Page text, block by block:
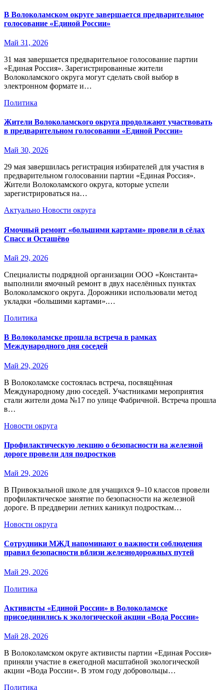
В Волоколамском округе завершается предварительное
голосование «Единой России»
Май 31, 2026
31 мая завершается предварительное голосование партии
«Единая Россия». Зарегистрированные жители
Волоколамского округа могут сделать свой выбор в
электронном формате и…
Политика
Жители Волоколамского округа продолжают участвовать
в предварительном голосовании «Единой России»
Май 30, 2026
29 мая завершилась регистрация избирателей для участия в
предварительном голосовании партии «Единая Россия».
Жители Волоколамского округа, которые успели
зарегистрироваться на…
Актуально Новости округа
Ямочный ремонт «большими картами» провели в сёлах
Спасс и Осташёво
Май 29, 2026
Специалисты подрядной организации ООО «Константа»
выполнили ямочный ремонт в двух населённых пунктах
Волоколамского округа. Дорожники использовали метод
укладки «большими картами».…
Политика
В Волоколамске прошла встреча в рамках
Международного дня соседей
Май 29, 2026
В Волоколамске состоялась встреча, посвящённая
Международному дню соседей. Участниками мероприятия
стали жители дома №17 по улице Фабричной. Встреча прошла
в…
Новости округа
Профилактическую лекцию о безопасности на железной
дороге провели для подростков
Май 29, 2026
В Привокзальной школе для учащихся 9–10 классов провели
профилактическое занятие по безопасности на железной
дороге. В преддверии летних каникул подросткам…
Новости округа
Сотрудники МЖД напоминают о важности соблюдения
правил безопасности вблизи железнодорожных путей
Май 29, 2026
Политика
Активисты «Единой России» в Волоколамске
присоединились к экологической акции «Вода России»
Май 28, 2026
В Волоколамском округе активисты партии «Единая Россия»
приняли участие в ежегодной масштабной экологической
акции «Вода России». В этом году добровольцы…
Политика